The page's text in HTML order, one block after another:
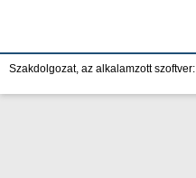
Szakdolgozat, az alkalamzott szoftver: